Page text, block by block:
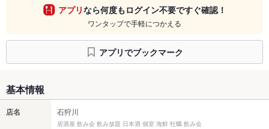
アプリなら何度もログイン不要ですぐ確認！
ワンタップで手軽につかえる
アプリでブックマーク
基本情報
店名 石狩川
居酒屋 飲み会 飲み放題 日本酒 個室 海鮮 牡蠣 飲み会